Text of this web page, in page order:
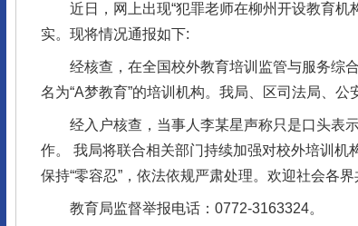
近日，网上出现“犯罪老师在柳州开设教育机
实。现将情况通报如下:
经核查，在全国校外教育培训监管与服务综合
名为“A梦教育”的培训机构。我局、区司法局、公
经入户核查，当事人李某星声称只是口头表示
作。 我局将联合相关部门持续加强对校外培训
保持“零容忍”，依法依规严肃处理。欢迎社会各界
教育局监督举报电话：0772-3163324。